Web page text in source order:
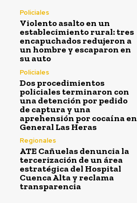
Policiales
Violento asalto en un
establecimiento rural: tres
encapuchados redujeron a
un hombre y escaparon en
su auto
Policiales
Dos procedimientos
policiales terminaron con
una detención por pedido
de captura y una
aprehensión por cocaína en
General Las Heras
Regionales
ATE Cañuelas denuncia la
tercerización de un área
estratégica del Hospital
Cuenca Alta y reclama
transparencia